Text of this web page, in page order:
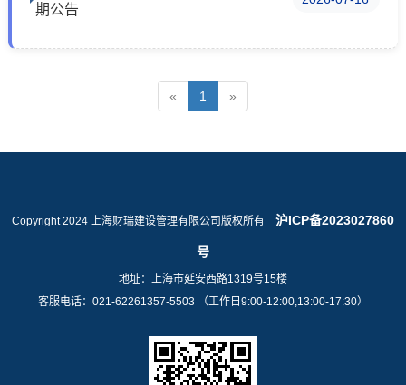
期公告
« 1 »
Copyright 2024 上海财瑞建设管理有限公司版权所有 沪ICP备2023027860
号
地址：上海市延安西路1319号15楼
客服电话：021-62261357-5503 （工作日9:00-12:00,13:00-17:30）